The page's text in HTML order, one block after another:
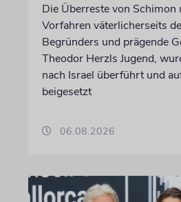
Die Überreste von Schimon
Vorfahren väterlicherseits
Begründers und prägende
Theodor Herzls Jugend,
nach Israel überführt und
beigesetzt
06.08.2026